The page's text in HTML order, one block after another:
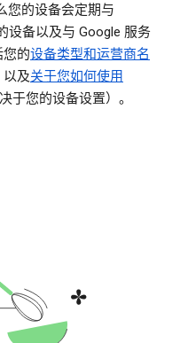
您的设备会定期与
设备以及与 Google 服务
的设备类型和运营商名
及关于您如何使用
于您的设备设置）。